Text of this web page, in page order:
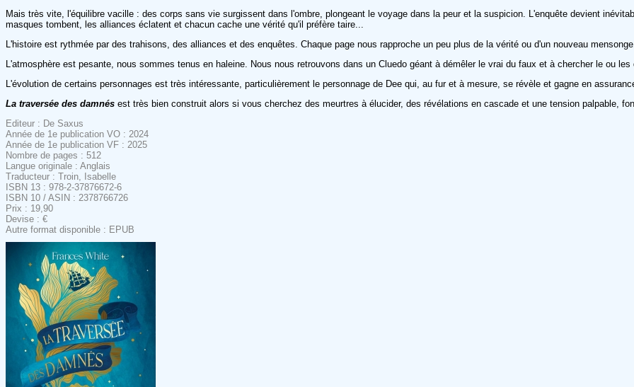
Mais très vite, l'équilibre vacille : des corps sans vie surgissent dans l'ombre, plongeant le voyage dans la peur et la suspicion. L'enquête devient
masques tombent, les alliances éclatent et chacun cache une vérité qu'il préfère taire...
L'histoire est rythmée par des trahisons, des alliances et des enquêtes. Chaque page nous rapproche un peu plus de la vérité ou d'un nouveau mensonge.
L'atmosphère est pesante, nous sommes tenus en haleine. Nous nous retrouvons dans un Cluedo géant à démêler le vrai du faux et à chercher le ou les
L'évolution de certains personnages est très intéressante, particulièrement le personnage de Dee qui, au fur et à mesure, se révèle et gagne en
La traversée des damnés est très bien construit alors si vous cherchez des meurtres à élucider, des révélations en cascade et une tension palpable,
Editeur : De Saxus
Année de 1e publication VO : 2024
Année de 1e publication VF : 2025
Nombre de pages : 512
Langue originale : Anglais
Traducteur : Troin, Isabelle
ISBN 13 : 978-2-37876672-6
ISBN 10 / ASIN : 2378766726
Prix : 19,90
Devise : €
Autre format disponible : EPUB